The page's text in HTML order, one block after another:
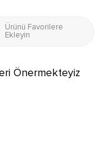
Ürünü Favorilere
Ekleyin
Önermekteyiz